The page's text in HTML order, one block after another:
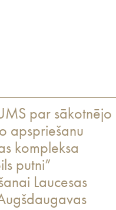
par sākotnējo
apspriešanu
kompleksa
putni”
Laucesas